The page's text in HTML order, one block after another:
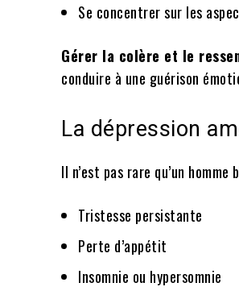
Se concentrer sur les
Gérer la colère et le
conduire à une guérison
La dépression
Il n’est pas rare qu’un
Tristesse persistante
Perte d’appétit
Insomnie ou hypersomnie